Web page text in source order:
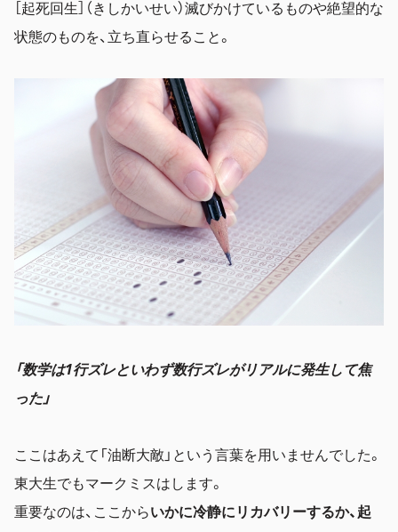
［起死回生］（きしかいせい）滅びかけているものや絶望的な
状態のものを、立ち直らせること。
「数学は1行ズレといわず数行ズレがリアルに発生して焦
った」
ここはあえて「油断大敵」という言葉を用いませんでした。
東大生でもマークミスはします。
重要なのは、ここからいかに冷静にリカバリーするか、起